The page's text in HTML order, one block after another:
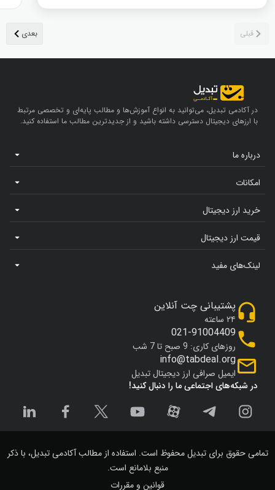
در آکادمی تبدیل، می‌توانید به انواع آموزش‌ها و مطالب پایه‌ای و تخصصی مرتبط
با ارزهای دیجیتال دسترسی داشته باشید و از جدیدترین مطالب ما استفاده کنید.
درباره ما
امکانات
خرید ارز دیجیتال
قیمت ارز دیجیتال
لینک‌های مفید
در شبکه‌های اجتماعی ما را دنبال کنید!
پشتیبانی چت آنلاین
۲۴ ساعته
021-91004409
روزهای کاری: 9 صبح تا 7 شب
info@tabdeal.org
ایمیل صرافی ارز دیجیتال تبدیل
تمامی حقوق برای تبدیل محفوظ است. استفاده از مطالب آکادمی تبدیل، با ذکر
منبع بلامانع است.
قوانین و مقررات